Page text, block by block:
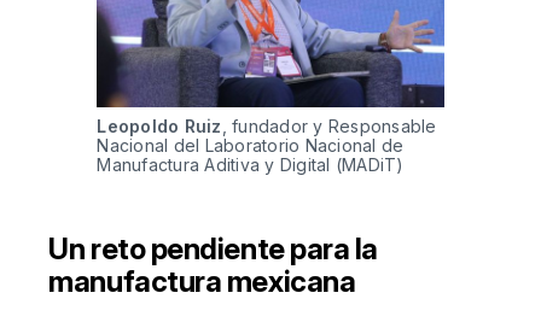
Leopoldo Ruiz , fundador y Responsable
Nacional del Laboratorio Nacional de
Manufactura Aditiva y Digital (MADiT)
Un reto pendiente para la
manufactura mexicana